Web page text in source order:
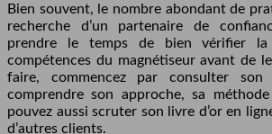
Bien souvent, le nombre abondant de
recherche d’un partenaire de
prendre le temps de bien vérifier
compétences du magnétiseur avant de
faire, commencez par consulter
comprendre son approche, sa
pouvez aussi scruter son livre d’or en
d’autres clients.